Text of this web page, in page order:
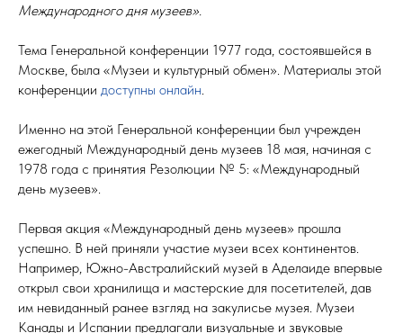
Международного дня музеев».
Тема Генеральной конференции 1977 года, состоявшейся в
Москве, была «Музеи и культурный обмен». Материалы этой
конференции доступны онлайн
Именно на этой Генеральной конференции был учрежден
ежегодный Международный день музеев 18 мая, начиная с
1978 года с принятия Резолюции № 5: «Международный
день музеев».
Первая акция «Международный день музеев» прошла
успешно. В ней приняли участие музеи всех континентов.
Например, Южно-Австралийский музей в Аделаиде впервые
открыл свои хранилища и мастерские для посетителей, дав
им невиданный ранее взгляд на закулисье музея. Музеи
Канады и Испании предлагали визуальные и звуковые